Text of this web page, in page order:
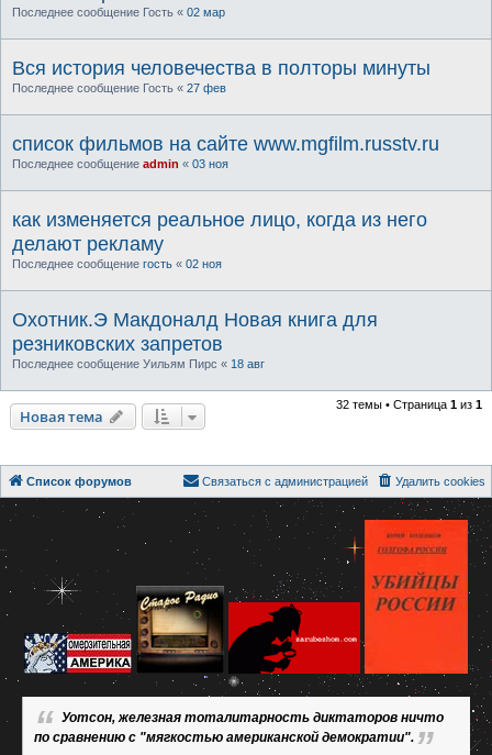
Последнее сообщение Гость « 02 мар
Вся история человечества в полторы минуты
Последнее сообщение Гость « 27 фев
список фильмов на сайте www.mgfilm.russtv.ru
Последнее сообщение admin « 03 ноя
как изменяется реальное лицо, когда из него
делают рекламу
Последнее сообщение гость « 02 ноя
Охотник.Э Макдоналд Новая книга для
резниковских запретов
Последнее сообщение Уильям Пирс « 18 авг
Новая тема
32 темы • Страница 1 из 1
Список форумов Удалить cookies
Связаться с администрацией
Уотсон, железная тоталитарность диктаторов ничто
по сравнению с "мягкостью американской демократии".